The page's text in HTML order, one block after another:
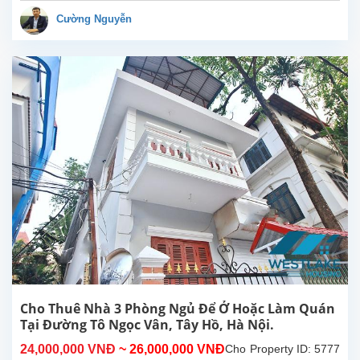
tại
Âu
Cơ,
Tây
Hồ,
Hà
Nội.
Tổng
diện
tích
sinh
hoạt
500m²,
bếp
8
phòng
có
Cường Nguyễn
Cho Thuê Nhà 3 Phòng Ngủ Để Ở Hoặc Làm Quán
Tại Đường Tô Ngọc Vân, Tây Hồ, Hà Nội.
24,000,000 VNĐ ~ 26,000,000 VNĐ Property ID: 5777
Cho